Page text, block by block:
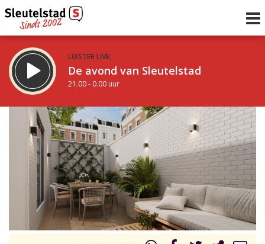
LUISTER LIVE:
De avond van Sleutelstad
21.00 - 0.00 uur
STRAKS:
De nacht van Sleutelstad
0.00 - 6.00 uur
Vorig uur
uur 1 van 0 Volgend uur
Inklappen